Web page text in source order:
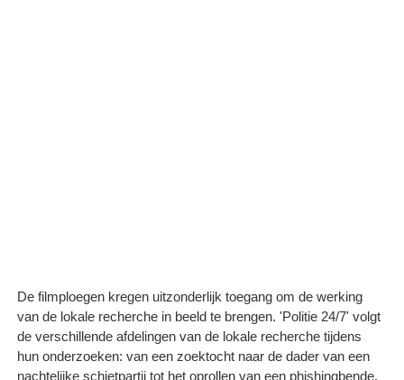
De filmploegen kregen uitzonderlijk toegang om de werking
van de lokale recherche in beeld te brengen. 'Politie 24/7' volgt
de verschillende afdelingen van de lokale recherche tijdens
hun onderzoeken: van een zoektocht naar de dader van een
nachtelijke schietpartij tot het oprollen van een phishingbende.